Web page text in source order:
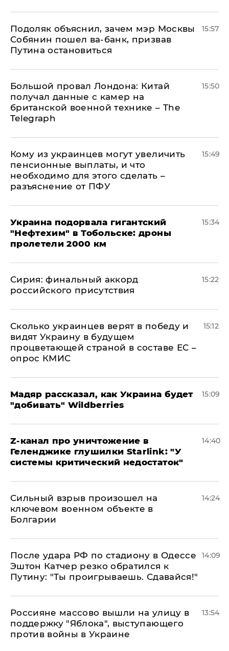
Подоляк объяснил, зачем мэр Москвы
Собянин пошел ва-банк, призвав
Путина остановиться
15:57
Большой провал Лондона: Китай
получал данные с камер на
британской военной технике – The
Telegraph
15:50
Кому из украинцев могут увеличить
пенсионные выплаты, и что
необходимо для этого сделать –
разъяснение от ПФУ
15:49
Украина подорвала гигантский
"Нефтехим" в Тобольске: дроны
пролетели 2000 км
15:34
​Сирия: финальный аккорд
российского присутствия
15:22
Сколько украинцев верят в победу и
видят Украину в будущем
процветающей страной в составе ЕС –
опрос КМИС
15:12
Мадяр рассказал, как Украина будет
"добивать" Wildberries
15:09
Z-канал про уничтожение в
Геленджике глушилки Starlink: "У
системы критический недостаток"
14:40
Сильный взрыв произошел на
ключевом военном объекте в
Болгарии
14:24
После удара РФ по стадиону в Одессе
Эштон Катчер резко обратился к
Путину: "Ты проигрываешь. Сдавайся!"
14:09
Россияне массово вышли на улицу в
поддержку "Яблока", выступающего
против войны в Украине
13:54